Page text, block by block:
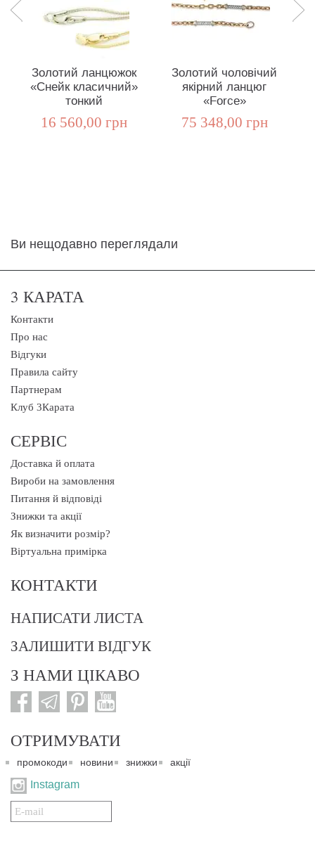
Золотий ланцюжок
«Снейк класичний»
тонкий
16 560,00 грн
Золотий чоловічий
якірний ланцюг
«Force»
75 348,00 грн
Ви нещодавно переглядали
3 КАРАТА
Контакти
Про нас
Відгуки
Правила сайту
Партнерам
Клуб 3Карата
СЕРВІС
Доставка й оплата
Вироби на замовлення
Питання й відповіді
Знижки та акції
Як визначити розмір?
Віртуальна примірка
КОНТАКТИ
НАПИСАТИ ЛИСТА
ЗАЛИШИТИ ВІДГУК
З НАМИ ЦІКАВО
ОТРИМУВАТИ
промокоди новини знижки акції
Instagram
Подписаться
на